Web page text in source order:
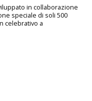
in collaborazione
speciale di soli 500
celebrativo a